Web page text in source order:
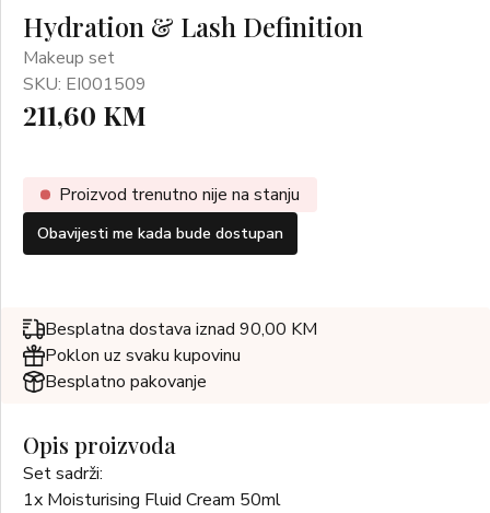
Hydration & Lash Definition
Makeup set
SKU: EI001509
211,60 KM
Proizvod trenutno nije na stanju
Obavijesti me kada bude dostupan
Besplatna dostava iznad 90,00 KM
Poklon uz svaku kupovinu
Besplatno pakovanje
Opis proizvoda
Set sadrži:
1x Moisturising Fluid Cream 50ml